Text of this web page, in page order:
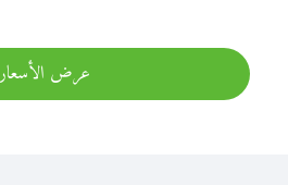
عرض الأسعار